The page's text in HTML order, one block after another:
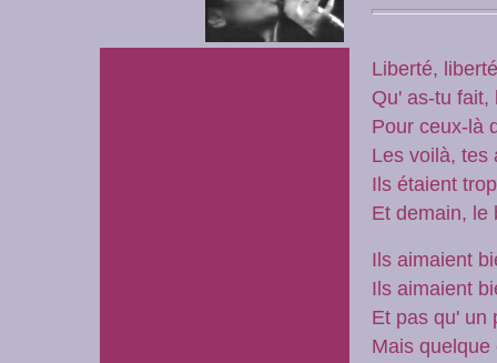
Liberté,
Qu' as-tu
Pour ceux-là
Les voilà, tes
Ils étaient
Et demain,
Ils aimaient
Ils aimaient
Et pas qu' un
Mais